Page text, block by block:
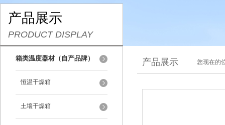
产品展示
PRODUCT DISPLAY
箱类温度器材（自产品牌）
恒温干燥箱
土壤干燥箱
产品展示 您现在的